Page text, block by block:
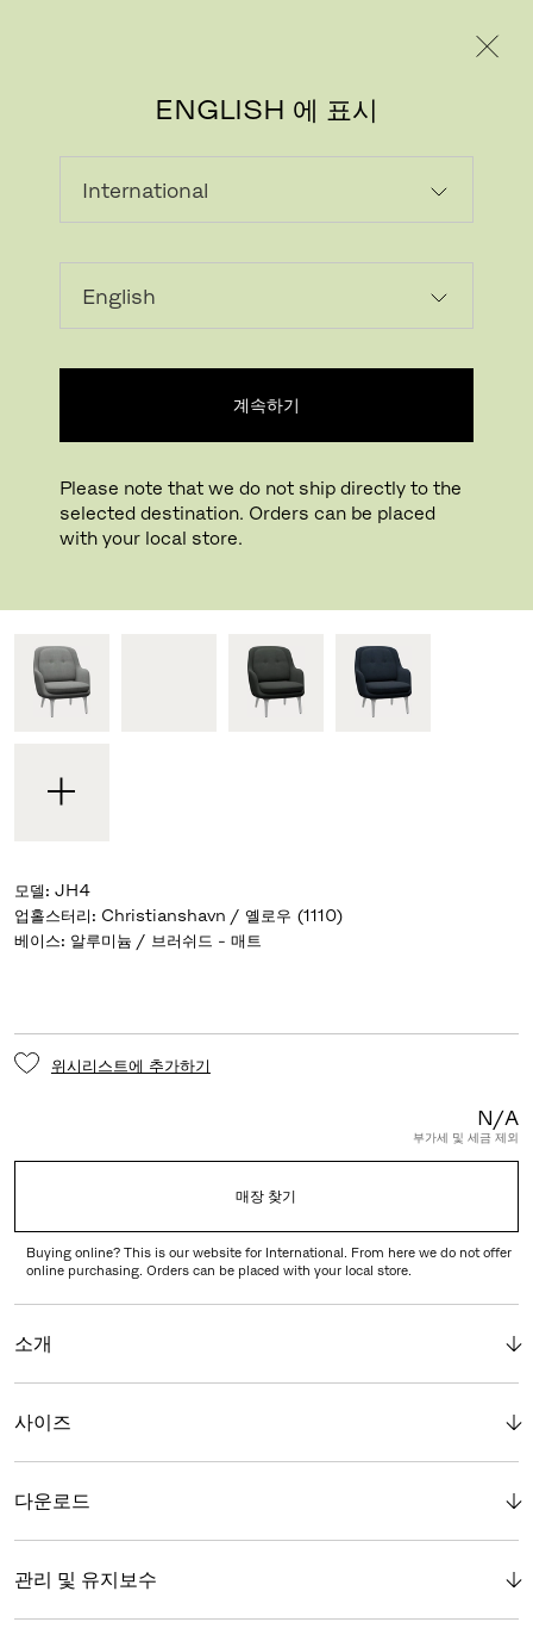
ENGLISH 에 표시
계속하기
Please note that we do not ship directly to the
selected destination. Orders can be placed
with your local store.
클릭하여 확대하기 드래그하여 회전하기
FRI™
디자이너 Jaime Hayon,2015
모델: JH4
업홀스터리: Christianshavn / 옐로우 (1110)
베이스: 알루미늄 / 브러쉬드 - 매트
위시리스트에 추가하기
N/A
부가세 및 세금 제외
매장 찾기
Buying online? This is our website for International. From here we do not offer
online purchasing. Orders can be placed with your local store.
소개
사이즈
다운로드
관리 및 유지보수